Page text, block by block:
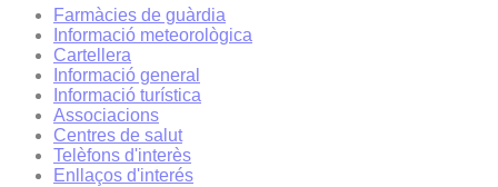
Farmàcies de guàrdia
Informació meteorològica
Cartellera
Informació general
Informació turística
Associacions
Centres de salut
Telèfons d'interès
Enllaços d'interés